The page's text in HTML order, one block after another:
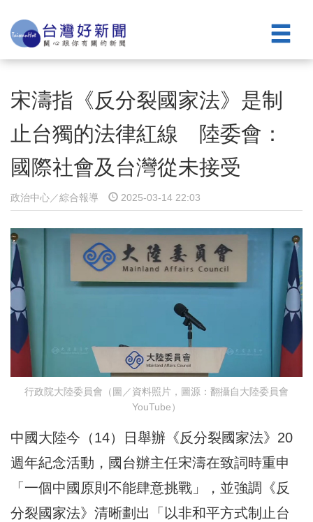
宋濤指《反分裂國家法》是制
止台獨的法律紅線 陸委會：
國際社會及台灣從未接受
政治中心／綜合報導 2025-03-14 22:03
行政院大陸委員會（圖／資料照片，圖源：翻攝自大陸委員會
YouTube）
中國大陸今（14）日舉辦《反分裂國家法》20
週年紀念活動，國台辦主任宋濤在致詞時重申
「一個中國原則不能肆意挑戰」，並強調《反
分裂國家法》清晰劃出「以非和平方式制止台